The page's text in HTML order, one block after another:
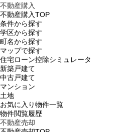
不動産購入
不動産購入TOP
条件から探す
学区から探す
町名から探す
マップで探す
住宅ローン控除シミュレータ
新築戸建て
中古戸建て
マンション
土地
お気に入り物件一覧
物件閲覧履歴
不動産売却